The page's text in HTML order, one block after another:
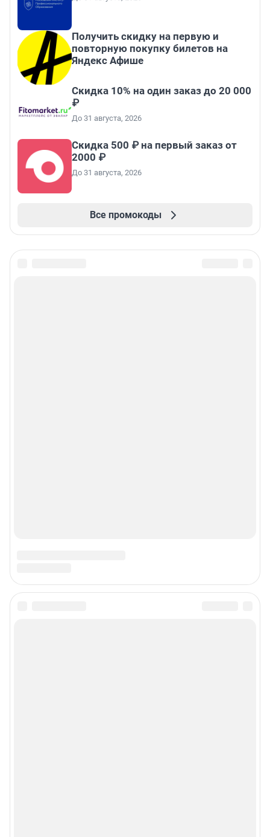
Получить скидку на первую и
повторную покупку билетов на
Яндекс Афише
Скидка 10% на один заказ до 20 000
₽
До 31 августа, 2026
Скидка 500 ₽ на первый заказ от
2000 ₽
До 31 августа, 2026
Все промокоды